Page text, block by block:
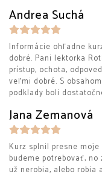
Andrea Suchá
Informácie ohľadne
dobré. Pani lektorka
prístup, ochota,
veľmi dobré. S
podklady boli
Jana Zemanová
Kurz splnil presne
budeme potrebovať,
už nerobia, alebo robia